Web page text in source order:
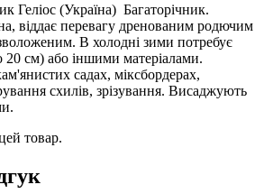
Геліос (Україна) Багаторічник.
віддає перевагу дренованим родючим
В холодні зими потребує
20 см) або іншими матеріалами.
садах, міксбордерах,
схилів, зрізування. Висаджують
товар.